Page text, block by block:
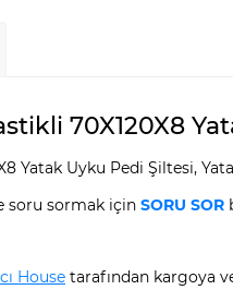
70X120X8
Yatak Uyku Pedi Şiltesi,
soru sormak için SORU SOR
House tarafından kargoya